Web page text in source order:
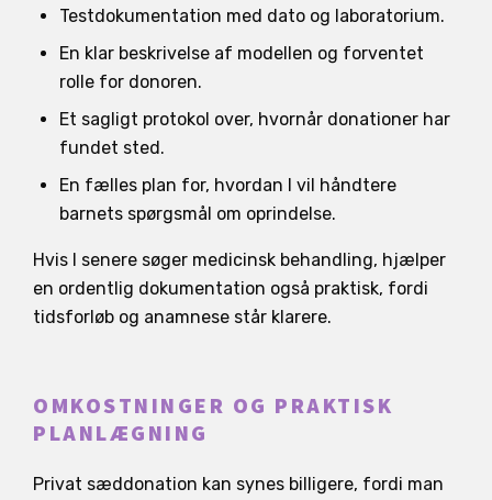
Testdokumentation med dato og laboratorium.
En klar beskrivelse af modellen og forventet
rolle for donoren.
Et sagligt protokol over, hvornår donationer har
fundet sted.
En fælles plan for, hvordan I vil håndtere
barnets spørgsmål om oprindelse.
Hvis I senere søger medicinsk behandling, hjælper
en ordentlig dokumentation også praktisk, fordi
tidsforløb og anamnese står klarere.
OMKOSTNINGER OG PRAKTISK
PLANLÆGNING
Privat sæddonation kan synes billigere, fordi man